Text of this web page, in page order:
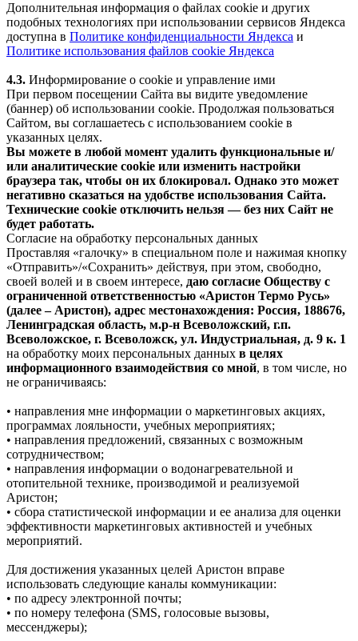
Дополнительная информация о файлах cookie и других
подобных технологиях при использовании сервисов Яндекса
доступна в Политике конфиденциальности Яндекса и
Политике использования файлов cookie Яндекса
4.3. Информирование о cookie и управление ими
При первом посещении Сайта вы видите уведомление
(баннер) об использовании cookie. Продолжая пользоваться
Сайтом, вы соглашаетесь с использованием cookie в
указанных целях.
Вы можете в любой момент удалить функциональные и/
или аналитические cookie или изменить настройки
браузера так, чтобы он их блокировал. Однако это может
негативно сказаться на удобстве использования Сайта.
Технические cookie отключить нельзя — без них Сайт не
будет работать.
Согласие на обработку персональных данных
Проставляя «галочку» в специальном поле и нажимая кнопку
«Отправить»/«Сохранить» действуя, при этом, свободно,
своей волей и в своем интересе, даю согласие Обществу с
ограниченной ответственностью «Аристон Термо Русь»
(далее – Аристон), адрес местонахождения: Россия, 188676,
Ленинградская область, м.р-н Всеволожский, г.п.
Всеволожское, г. Всеволожск, ул. Индустриальная, д. 9 к. 1
на обработку моих персональных данных в целях
информационного взаимодействия со мной, в том числе, но
не ограничиваясь:
• направления мне информации о маркетинговых акциях,
программах лояльности, учебных мероприятиях;
• направления предложений, связанных с возможным
сотрудничеством;
• направления информации о водонагревательной и
отопительной технике, производимой и реализуемой
Аристон;
• сбора статистической информации и ее анализа для оценки
эффективности маркетинговых активностей и учебных
мероприятий.
Для достижения указанных целей Аристон вправе
использовать следующие каналы коммуникации:
• по адресу электронной почты;
• по номеру телефона (SMS, голосовые вызовы,
мессенджеры);